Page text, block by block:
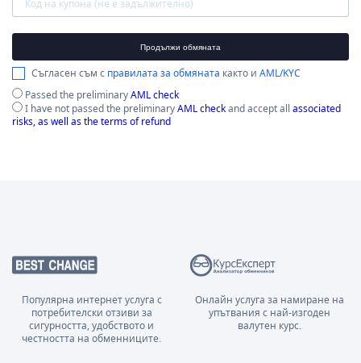
Продължи обмяната
Съгласен съм с правилата за обмяната както и AML/KYC
Passed the preliminaryAML check
I have not passed the preliminaryAML checkand accept all associated
risks, as well as the terms of refund
Популярна интернет услуга с
потребителски отзиви за
сигурността, удобството и
честността на обменниците.
Онлайн услуга за намиране на
упътвания с най-изгоден
валутен курс.